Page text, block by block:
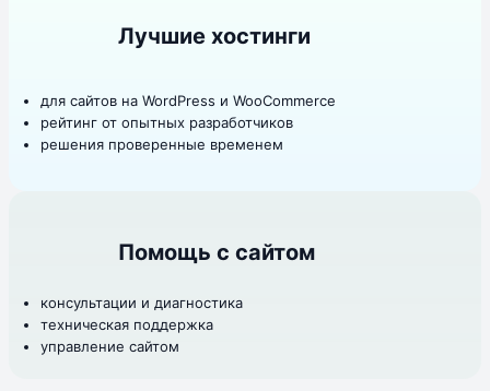
Лучшие хостинги
для сайтов на WordPress и WooCommerce
рейтинг от опытных разработчиков
решения проверенные временем
Помощь с сайтом
консультации и диагностика
техническая поддержка
управление сайтом